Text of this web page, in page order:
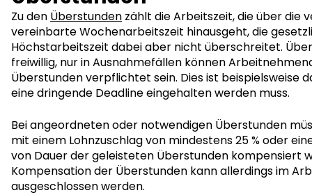
Zu den Überstunden zählt die Arbeitszeit, die über die
vereinbarte Wochenarbeitszeit hinausgeht, die
Höchstarbeitszeit dabei aber nicht überschreitet.
freiwillig, nur in Ausnahmefällen können
Überstunden verpflichtet sein. Dies ist beispielsweise
eine dringende Deadline eingehalten werden muss.
Bei angeordneten oder notwendigen Überstunden
mit einem Lohnzuschlag von mindestens 25 % oder
von Dauer der geleisteten Überstunden kompensiert
Kompensation der Überstunden kann allerdings im
ausgeschlossen werden.